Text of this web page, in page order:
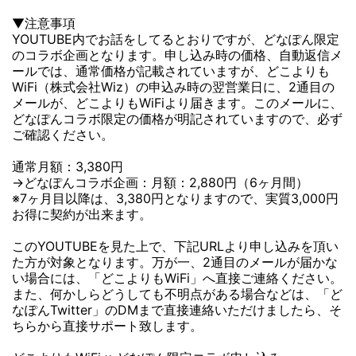
▼注意事項
YOUTUBE内でお話をしてるとおりですが、どなぽん限定
のコラボ企画となります。申し込み時の価格、自動返信メ
ールでは、通常価格が記載されていますが、どこよりも
WiFi（株式会社Wiz）の申込み時の翌営業日に、2通目の
メールが、どこよりもWiFiより届きます。このメールに、
どなぽんコラボ限定の価格が明記されていますので、必ず
ご確認ください。
通常月額：3,380円
→どなぽんコラボ企画：月額：2,880円（6ヶ月間）
※7ヶ月目以降は、3,380円となりますので、実質3,000円
お得に契約が出来ます。
このYOUTUBEを見た上で、下記URLより申し込みを頂い
た方が対象となります。万が一、2通目のメールが届かな
い場合には、「どこよりもWiFi」へ直接ご連絡ください。
また、何かしらどうしても不明点がある場合などは、「ど
なぽんTwitter」のDMまで直接連絡いただけましたら、そ
ちらから直接サポート致します。